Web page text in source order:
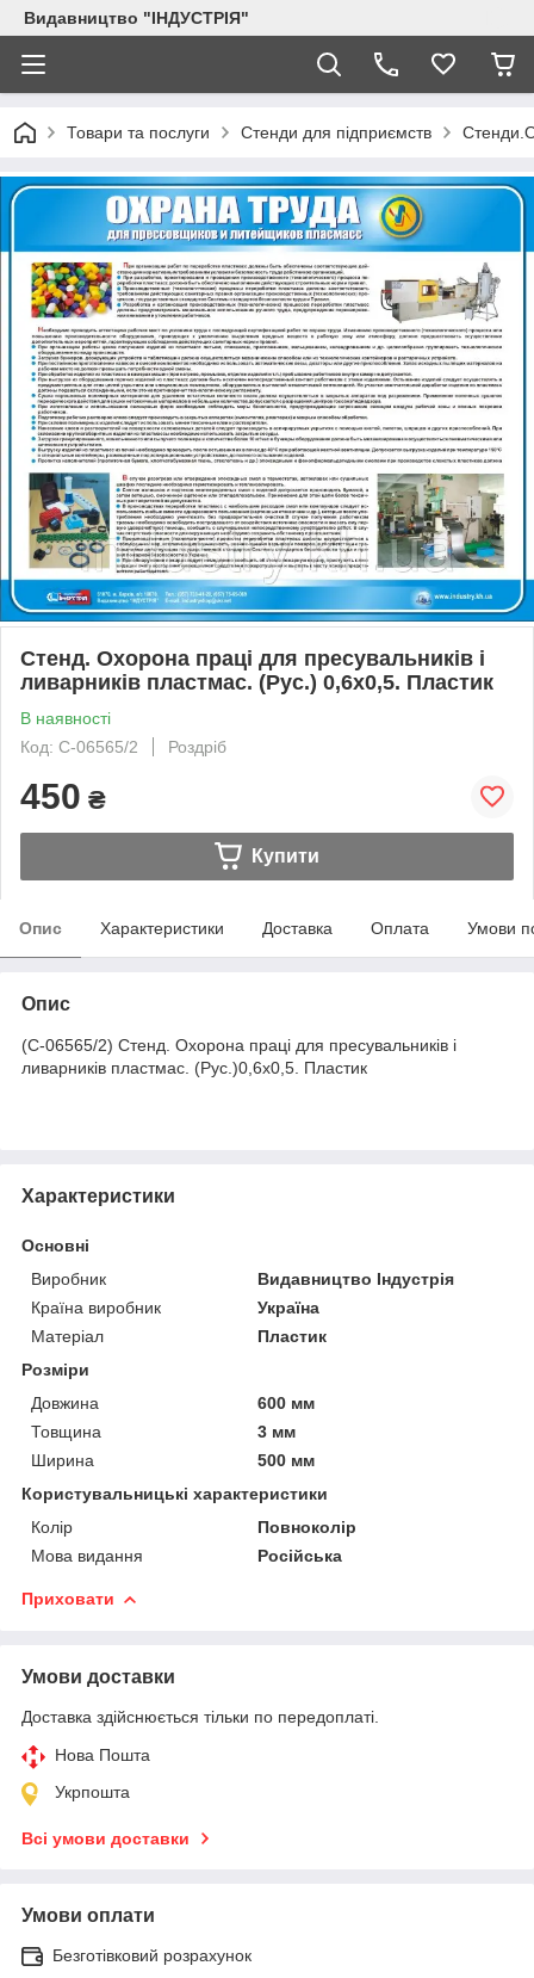
Видавництво "ІНДУСТРІЯ"
Товари та послуги Стенди для підприємств
Стенд. Охорона праці для пресувальників і
ливарників пластмас. (Рус.) 0,6х0,5. Пластик
В наявності
Код: С-06565/2
Роздріб
450 ₴
Купити
Опис Характеристики Доставка Оплата Умови
Опис
(С-06565/2) Стенд. Охорона праці для пресувальників і
ливарників пластмас. (Рус.)0,6х0,5. Пластик
Характеристики
Основні
Виробник
Видавництво Індустрія
Країна виробник
Україна
Матеріал
Пластик
Розміри
Довжина
600 мм
Товщина
3 мм
Ширина
500 мм
Користувальницькі характеристики
Колір
Повноколір
Мова видання
Російська
Приховати
Умови доставки
Доставка здійснюється тільки по передоплаті.
Нова Пошта
Укрпошта
Всі умови доставки
Умови оплати
Безготівковий розрахунок